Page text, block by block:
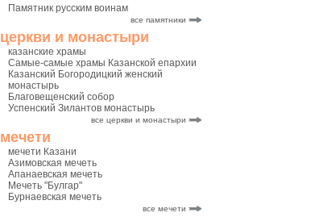
Памятник русским воинам
все памятники
церкви и монастыри
казанские храмы
Самые-самые храмы Казанской епархии
Казанский Богородицкий женский
монастырь
Благовещенский собор
Успенский Зилантов монастырь
все церкви и монастыри
мечети
мечети Казани
Азимовская мечеть
Апанаевская мечеть
Мечеть "Булгар"
Бурнаевская мечеть
все мечети